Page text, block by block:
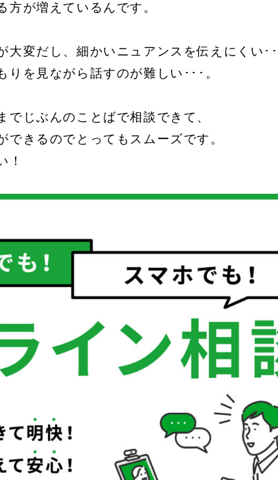
方が増えているんです。
大変だし、細かいニュアンスを伝えにくい･･
を見ながら話すのが難しい･･･。
じぶんのことばで相談できて、
できるのでとってもスムーズです。
！